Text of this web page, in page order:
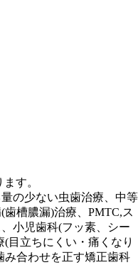
す。
の少ない虫歯治療、中等
槽膿漏)治療、PMTC,ス
小児歯科(フッ素、シー
目立ちにくい・痛くなり
み合わせを正す矯正歯科